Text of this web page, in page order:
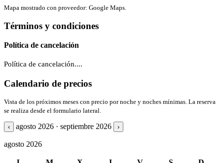
Mapa mostrado con proveedor: Google Maps.
Términos y condiciones
Política de cancelación
Política de cancelación....
Calendario de precios
Vista de los próximos meses con precio por noche y noches mínimas. La reserva
se realiza desde el formulario lateral.
‹ agosto 2026 · septiembre 2026 ›
agosto 2026